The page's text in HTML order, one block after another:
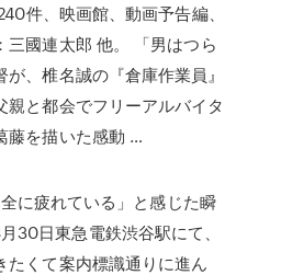
件、映画館、動画予告編、
三國連太郎 他。 「男はつら
、椎名誠の『倉庫作業員』
親と都会でフリーアルバイタ
藤を描いた感動 …
に疲れている」と感じた瞬
30日東急電鉄渋谷駅にて、
たくて案内標識通りに進ん